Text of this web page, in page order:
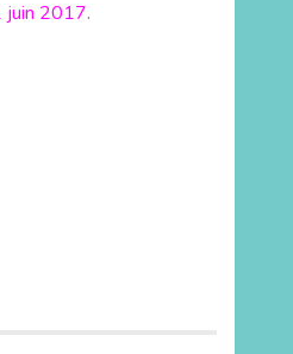
2017.